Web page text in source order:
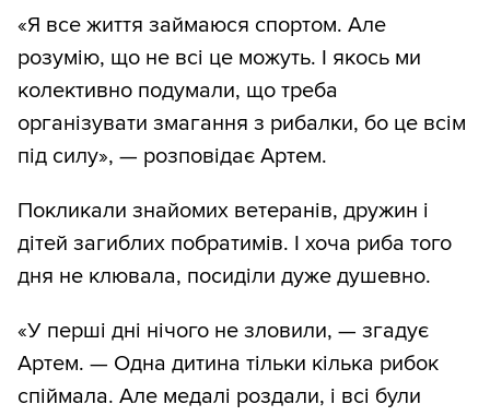
«Я все життя займаюся спортом. Але
розумію, що не всі це можуть. І якось ми
колективно подумали, що треба
організувати змагання з рибалки, бо це всім
під силу», — розповідає Артем.
Покликали знайомих ветеранів, дружин і
дітей загиблих побратимів. І хоча риба того
дня не клювала, посиділи дуже душевно.
«У перші дні нічого не зловили, — згадує
Артем. — Одна дитина тільки кілька рибок
спіймала. Але медалі роздали, і всі були